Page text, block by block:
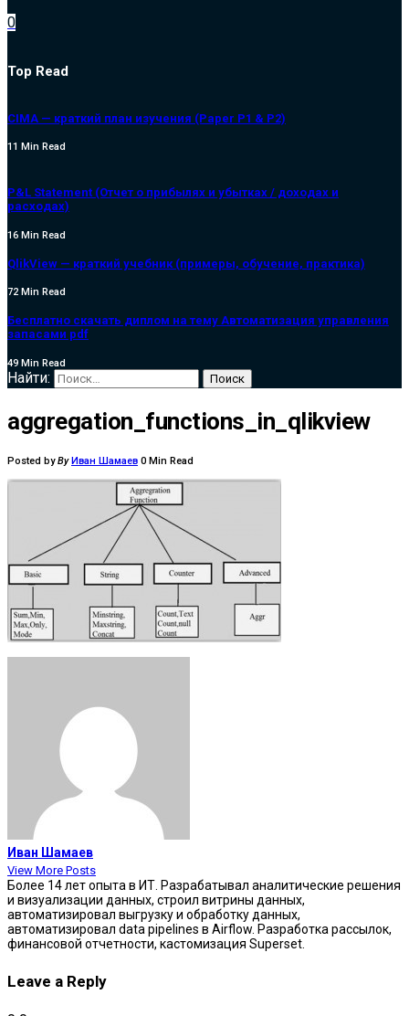
0
Top Read
CIMA — краткий план изучения (Paper P1 & P2)
11 Min Read
P&L Statement (Отчет о прибылях и убытках / доходах и
расходах)
16 Min Read
QlikView — краткий учебник (примеры, обучение, практика)
72 Min Read
Бесплатно скачать диплом на тему Автоматизация управления
запасами pdf
49 Min Read
Найти:
aggregation_functions_in_qlikview
Posted by ByИван Шамаев 0 Min Read
Иван Шамаев
View More Posts
Более 14 лет опыта в ИТ. Разрабатывал аналитические решения
и визуализации данных, строил витрины данных,
автоматизировал выгрузку и обработку данных,
автоматизировал data pipelines в Airflow. Разработка рассылок,
финансовой отчетности, кастомизация Superset.
Leave a Reply